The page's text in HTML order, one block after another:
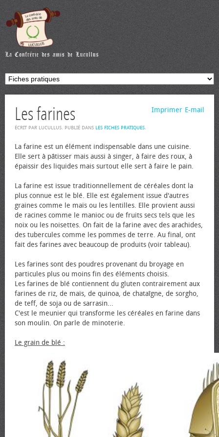
E-mail
Imprimer
Les farines
ÉCRIT PAR LUCULLUS. PUBLIÉ DANS LES FICHES PRATIQUES.
La farine est un élément indispensable dans une cuisine.
Elle sert à pâtisser mais aussi à singer, à faire des roux, à
épaissir des liquides mais surtout elle sert à faire le pain.
La farine est issue traditionnellement de céréales dont la
plus connue est le blé. Elle est également issue d'autres
graines comme le maïs ou les lentilles. Elle provient aussi
de racines comme le manioc ou de fruits secs tels que les
noix ou les noisettes. On fait de la farine avec des arachides,
des tubercules comme les pommes de terre. Au final, ont
fait des farines avec beaucoup de produits (voir tableau).
Les farines sont des poudres provenant du broyage en
particules plus ou moins fin des éléments choisis.
Les farines de blé contiennent du gluten contrairement aux
farines de riz, de maïs, de quinoa, de chataîgne, de sorgho,
de teff, de soja ou de sarrasin...
C'est le meunier qui transforme les céréales en farine dans
son moulin. On parle de minoterie.
Le grain de blé :